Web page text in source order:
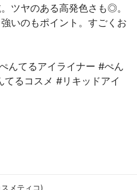
ツヤのある高発色さも◎。
いのもポイント。すごくお
んてるアイライナー #ぺん
るコスメ #リキッドアイ
メティコ)